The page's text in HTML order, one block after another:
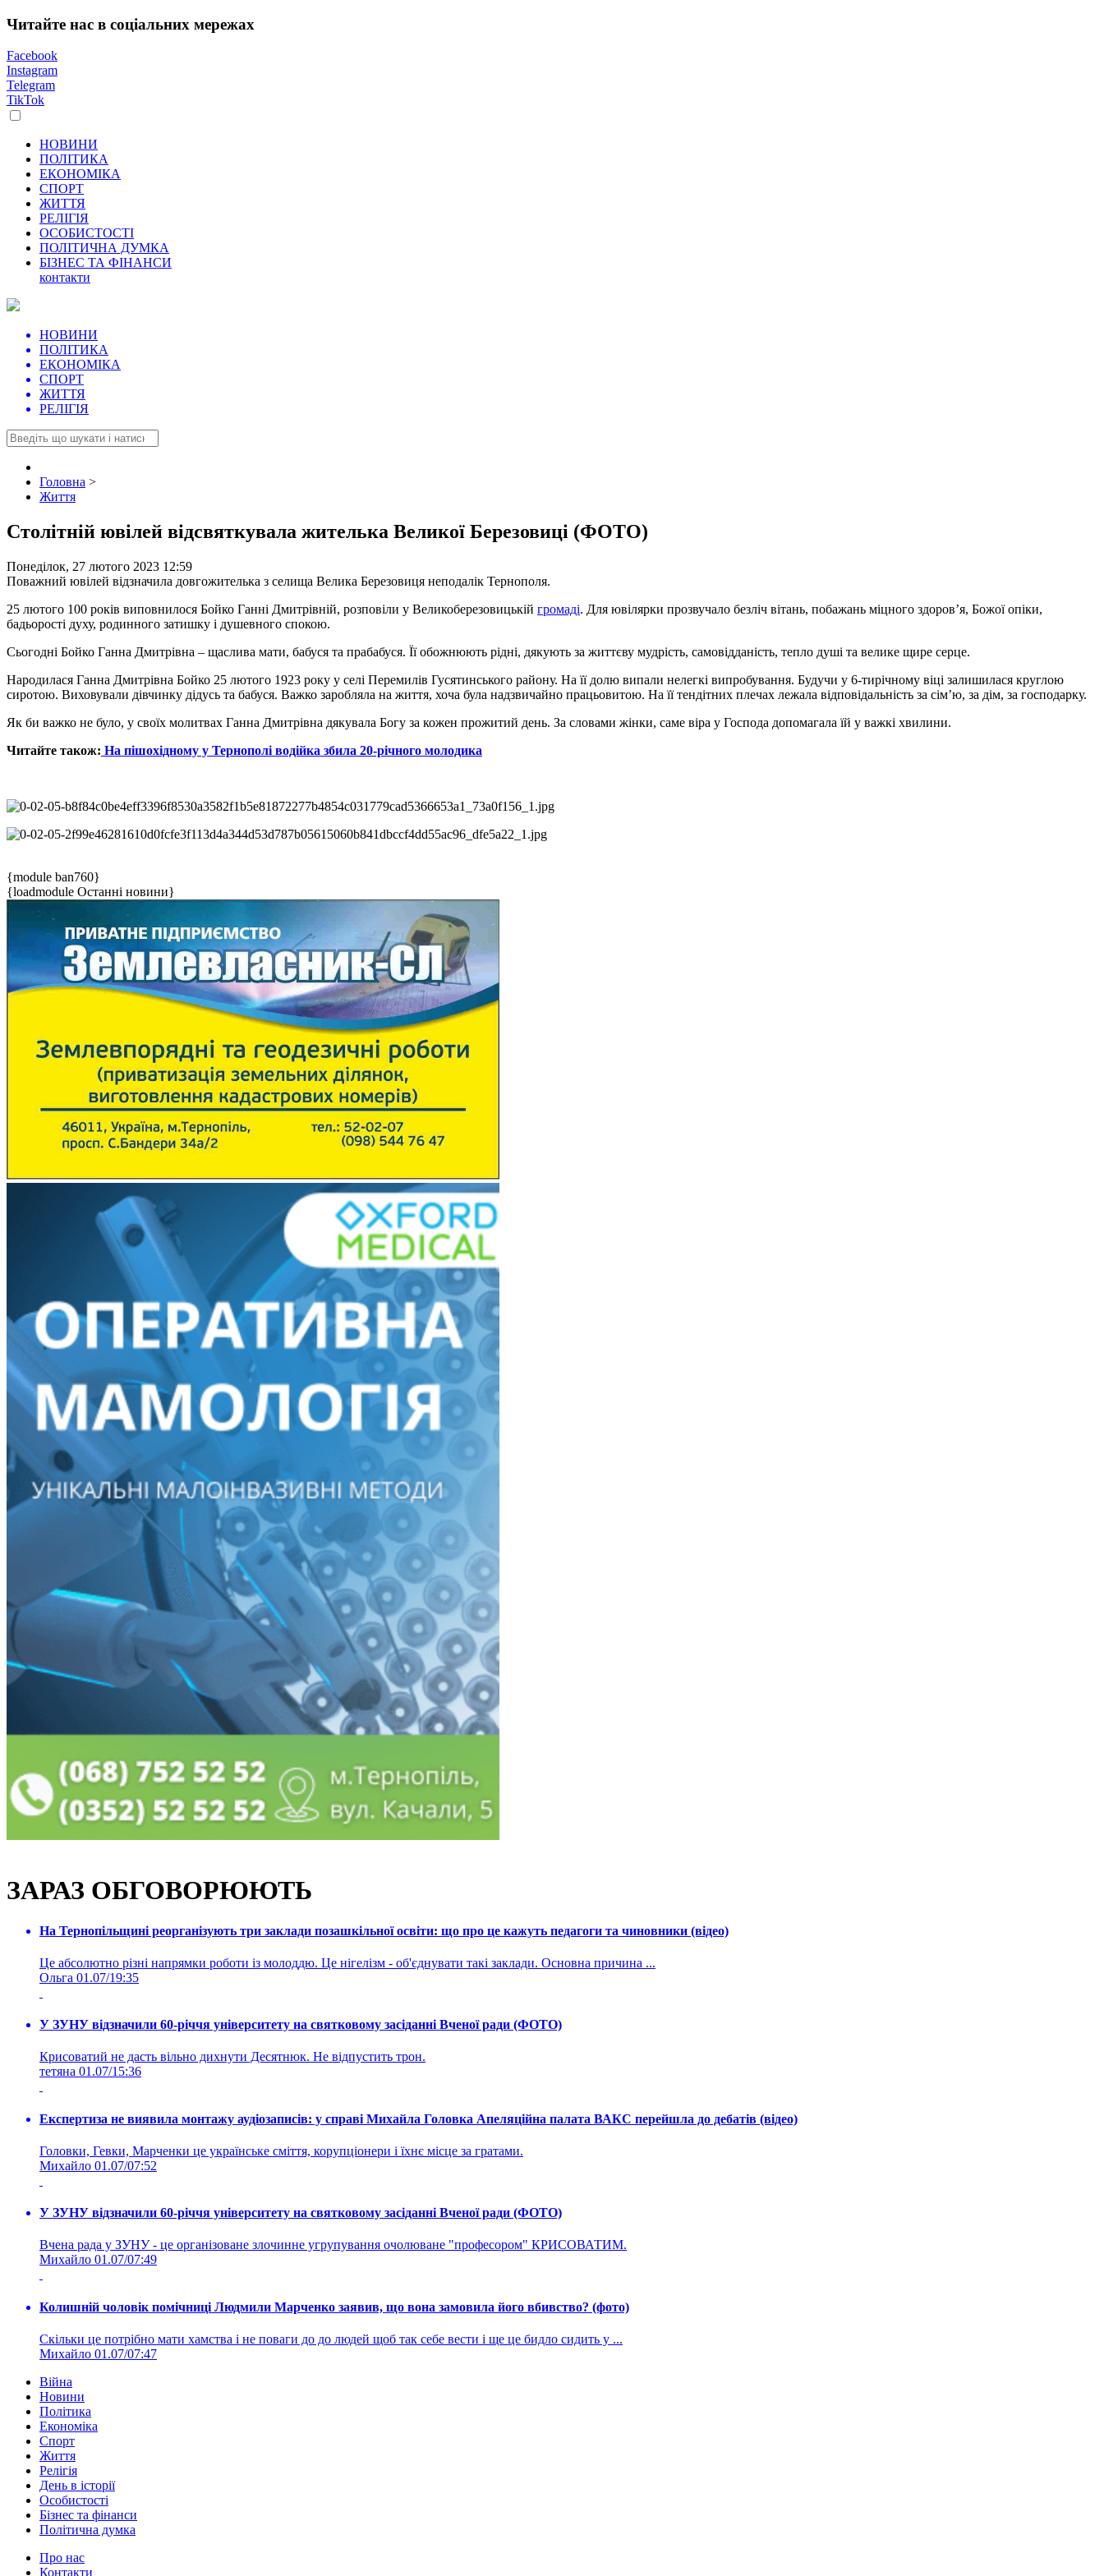
Читайте нас в соціальних мережах
Facebook
Instagram
Telegram
TikTok
НОВИНИ
ПОЛІТИКА
ЕКОНОМІКА
СПОРТ
ЖИТТЯ
РЕЛІГІЯ
ОСОБИСТОСТІ
ПОЛІТИЧНА ДУМКА
БІЗНЕС ТА ФІНАНСИ
контакти
НОВИНИ
ПОЛІТИКА
ЕКОНОМІКА
СПОРТ
ЖИТТЯ
РЕЛІГІЯ
Головна >
Життя
Столітній ювілей відсвяткувала жителька Великої Березовиці (ФОТО)
Понеділок, 27 лютого 2023 12:59
Поважний ювілей відзначила довгожителька з селища Велика Березовиця неподалік Тернополя.
25 лютого 100 років виповнилося Бойко Ганні Дмитрівній, розповіли у Великоберезовицькій громаді. Для ювілярки прозвучало безліч вітань, побажань міцного здоров’я, Божої опіки,
бадьорості духу, родинного затишку і душевного спокою.
Сьогодні Бойко Ганна Дмитрівна – щаслива мати, бабуся та прабабуся. Її обожнюють рідні, дякують за життєву мудрість, самовідданість, тепло душі та велике щире серце.
Народилася Ганна Дмитрівна Бойко 25 лютого 1923 року у селі Перемилів Гусятинського району. На її долю випали нелегкі випробування. Будучи у 6-тирічному віці залишилася круглою
сиротою. Виховували дівчинку дідусь та бабуся. Важко заробляла на життя, хоча була надзвичайно працьовитою. На її тендітних плечах лежала відповідальність за сім’ю, за дім, за господарку.
Як би важко не було, у своїх молитвах Ганна Дмитрівна дякувала Богу за кожен прожитий день. За словами жінки, саме віра у Господа допомагала їй у важкі хвилини.
Читайте також: На пішохідному у Тернополі водійка збила 20-річного молодика
{module ban760}
{loadmodule Останні новини}
ЗАРАЗ ОБГОВОРЮЮТЬ
На Тернопільщині реорганізують три заклади позашкільної освіти: що про це кажуть педагоги та чиновники (відео)
Це абсолютно різні напрямки роботи із молоддю. Це нігелізм - об'єднувати такі заклади. Основна причина ...
Ольга 01.07/19:35
У ЗУНУ відзначили 60-річчя університету на святковому засіданні Вченої ради (ФОТО)
Крисоватий не дасть вільно дихнути Десятнюк. Не відпустить трон.
тетяна 01.07/15:36
Експертиза не виявила монтажу аудіозаписів: у справі Михайла Головка Апеляційна палата ВАКС перейшла до дебатів (відео)
Головки, Гевки, Марченки це українське сміття, корупціонери і їхнє місце за гратами.
Михайло 01.07/07:52
У ЗУНУ відзначили 60-річчя університету на святковому засіданні Вченої ради (ФОТО)
Вчена рада у ЗУНУ - це організоване злочинне угрупування очолюване "професором" КРИСОВАТИМ.
Михайло 01.07/07:49
Колишній чоловік помічниці Людмили Марченко заявив, що вона замовила його вбивство? (фото)
Скільки це потрібно мати хамства і не поваги до до людей щоб так себе вести і ще це бидло сидить у ...
Михайло 01.07/07:47
Війна
Новини
Політика
Економіка
Спорт
Життя
Релігія
День в історії
Особистості
Бізнес та фінанси
Політична думка
Про нас
Контакти